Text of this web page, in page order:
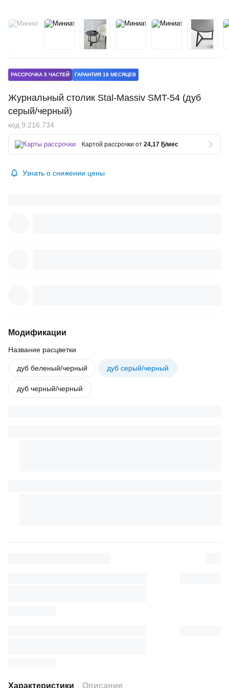
РАССРОЧКА 5 ЧАСТЕЙ ГАРАНТИЯ 18 МЕСЯЦЕВ
Журнальный столик Stal-Massiv SMT-54 (дуб
серый/черный)
код 9.216.734
Картой рассрочки от 24,17 Ҕ/мес
Узнать о снижении цены
Модификации
Название расцветки
дуб беленый/черный дуб серый/черный
дуб черный/черный
Характеристики Описание